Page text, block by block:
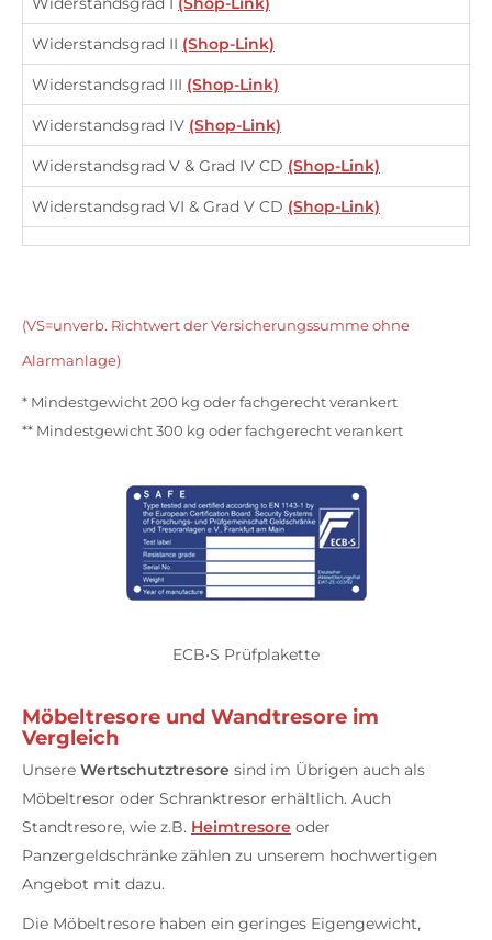
Widerstandsgrad II (Shop-Link)
Widerstandsgrad III (Shop-Link)
Widerstandsgrad IV (Shop-Link)
Widerstandsgrad V & Grad IV CD (Shop-Link)
Widerstandsgrad VI & Grad V CD (Shop-Link)
(VS=unverb. Richtwert der Versicherungssumme ohne
Alarmanlage)
* Mindestgewicht 200 kg oder fachgerecht verankert
** Mindestgewicht 300 kg oder fachgerecht verankert
ECB•S Prüfplakette
Möbeltresore und Wandtresore im
Vergleich
Unsere Wertschutztresore sind im Übrigen auch als
Möbeltresor oder Schranktresor erhältlich. Auch
Standtresore, wie z.B. Heimtresore oder
Panzergeldschränke zählen zu unserem hochwertigen
Angebot mit dazu.
Die Möbeltresore haben ein geringes Eigengewicht,